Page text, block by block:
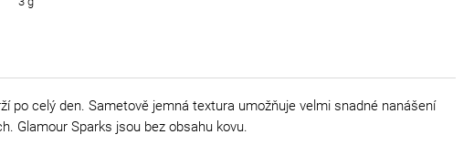
po celý den. Sametově jemná textura umožňuje velmi snadné nanášení
Glamour Sparks jsou bez obsahu kovu.